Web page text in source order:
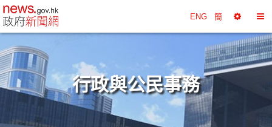
政府新聞網主頁 ENG 簡
擇
工
具
換
目
錄
行政與公民事務